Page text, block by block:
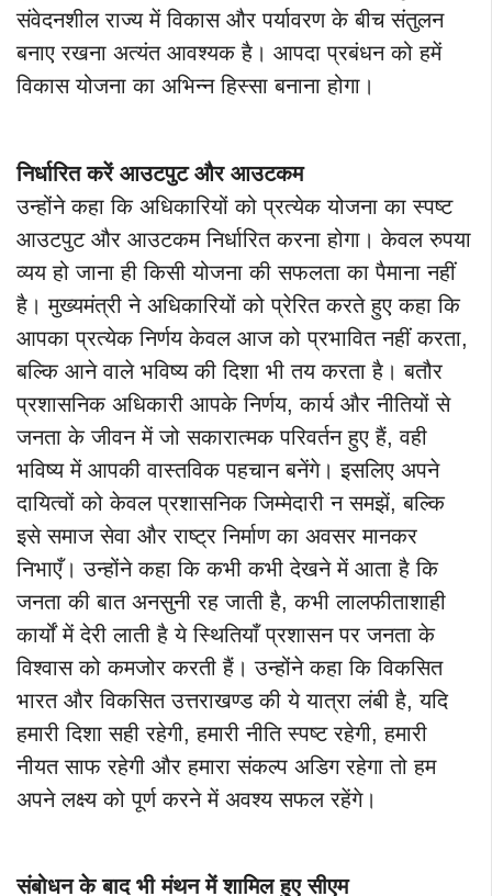
संवेदनशील राज्य में विकास और पर्यावरण के बीच संतुलन
बनाए रखना अत्यंत आवश्यक है। आपदा प्रबंधन को हमें
विकास योजना का अभिन्न हिस्सा बनाना होगा।
निर्धारित करें आउटपुट और आउटकम
उन्होंने कहा कि अधिकारियों को प्रत्येक योजना का स्पष्ट
आउटपुट और आउटकम निर्धारित करना होगा। केवल रुपया
व्यय हो जाना ही किसी योजना की सफलता का पैमाना नहीं
है। मुख्यमंत्री ने अधिकारियों को प्रेरित करते हुए कहा कि
आपका प्रत्येक निर्णय केवल आज को प्रभावित नहीं करता,
बल्कि आने वाले भविष्य की दिशा भी तय करता है। बतौर
प्रशासनिक अधिकारी आपके निर्णय, कार्य और नीतियों से
जनता के जीवन में जो सकारात्मक परिवर्तन हुए हैं, वही
भविष्य में आपकी वास्तविक पहचान बनेंगे। इसलिए अपने
दायित्वों को केवल प्रशासनिक जिम्मेदारी न समझें, बल्कि
इसे समाज सेवा और राष्ट्र निर्माण का अवसर मानकर
निभाएँ। उन्होंने कहा कि कभी कभी देखने में आता है कि
जनता की बात अनसुनी रह जाती है, कभी लालफीताशाही
कार्यों में देरी लाती है ये स्थितियाँ प्रशासन पर जनता के
विश्वास को कमजोर करती हैं। उन्होंने कहा कि विकसित
भारत और विकसित उत्तराखण्ड की ये यात्रा लंबी है, यदि
हमारी दिशा सही रहेगी, हमारी नीति स्पष्ट रहेगी, हमारी
नीयत साफ रहेगी और हमारा संकल्प अडिग रहेगा तो हम
अपने लक्ष्य को पूर्ण करने में अवश्य सफल रहेंगे।
संबोधन के बाद भी मंथन में शामिल हुए सीएम